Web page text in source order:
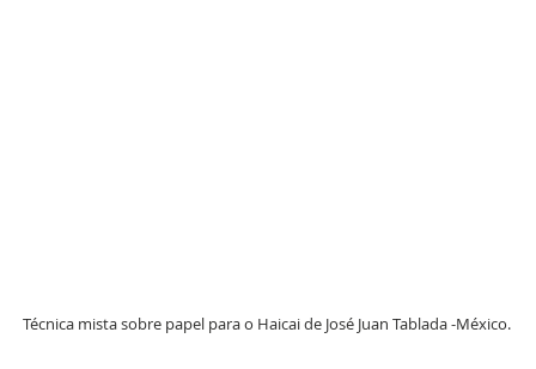
Técnica mista sobre papel para o Haicai de José Juan Tablada -México.